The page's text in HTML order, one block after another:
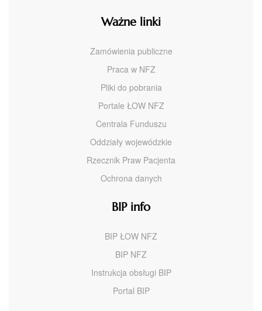
Ważne linki
Zamówienia publiczne
Praca w NFZ
Pliki do pobrania
Portale ŁOW NFZ
Centrala Funduszu
Oddziały wojewódzkie
Rzecznik Praw Pacjenta
Ochrona danych
BIP info
BIP ŁOW NFZ
BIP NFZ
Instrukcja obsługi BIP
Portal BIP